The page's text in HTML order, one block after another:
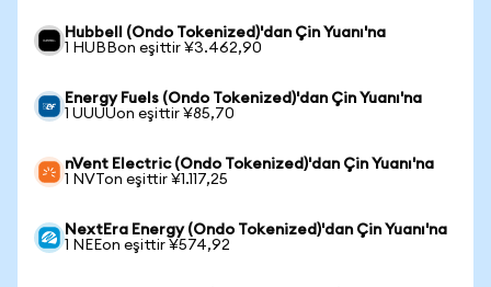
Hubbell (Ondo Tokenized)'dan Çin Yuanı'na
1 HUBBon eşittir ¥3.462,90
Energy Fuels (Ondo Tokenized)'dan Çin Yuanı'na
1 UUUUon eşittir ¥85,70
nVent Electric (Ondo Tokenized)'dan Çin Yuanı'na
1 NVTon eşittir ¥1.117,25
NextEra Energy (Ondo Tokenized)'dan Çin Yuanı'na
1 NEEon eşittir ¥574,92